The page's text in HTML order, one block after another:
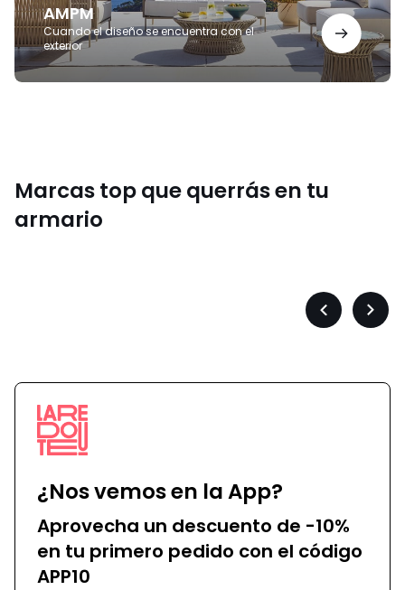
AMPM
Cuando el diseño se encuentra con el
exterior
Marcas top que querrás en tu
armario
Précédent
¿Nos vemos en la App?
Aprovecha un descuento de -10%
en tu primero pedido con el código
APP10